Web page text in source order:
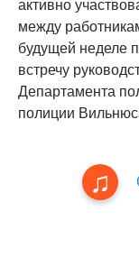
активно
между
будущей неделе
встречу
Департамента
полиции